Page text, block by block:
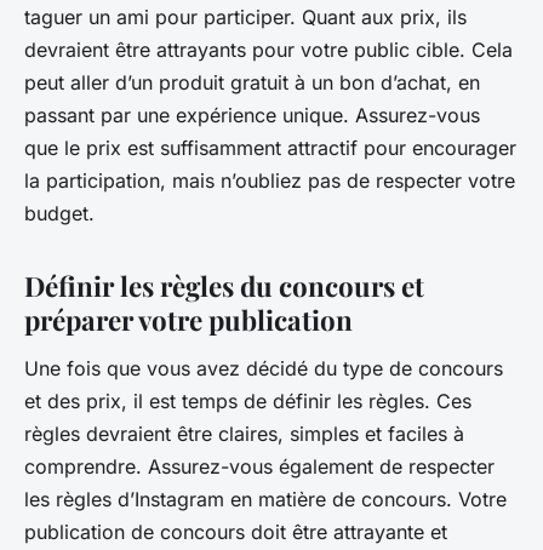
taguer un ami pour participer. Quant aux prix, ils
devraient être attrayants pour votre public cible. Cela
peut aller d’un produit gratuit à un bon d’achat, en
passant par une expérience unique. Assurez-vous
que le prix est suffisamment attractif pour encourager
la participation, mais n’oubliez pas de respecter votre
budget.
Définir les règles du concours et
préparer votre publication
Une fois que vous avez décidé du type de concours
et des prix, il est temps de définir les règles. Ces
règles devraient être claires, simples et faciles à
comprendre. Assurez-vous également de respecter
les règles d’Instagram en matière de concours. Votre
publication de concours doit être attrayante et